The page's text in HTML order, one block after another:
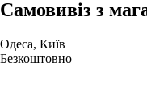
Самовивіз з
Одеса, Київ
Безкоштовно